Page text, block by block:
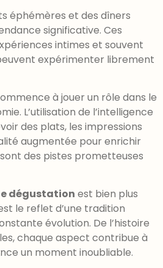
éphémères et des dîners
significative. Ces
intimes et souvent
expérimenter librement
à jouer un rôle dans le
L’utilisation de l’intelligence
des plats, les impressions
augmentée pour enrichir
des pistes prometteuses
dégustation est bien plus
le reflet d’une tradition
évolution. De l’histoire
chaque aspect contribue à
un moment inoubliable.